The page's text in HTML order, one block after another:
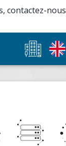
contactez-nous